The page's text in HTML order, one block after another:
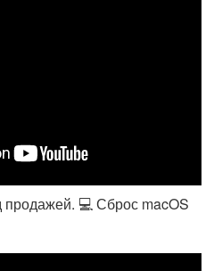
продажей. 💻 Сброс macOS